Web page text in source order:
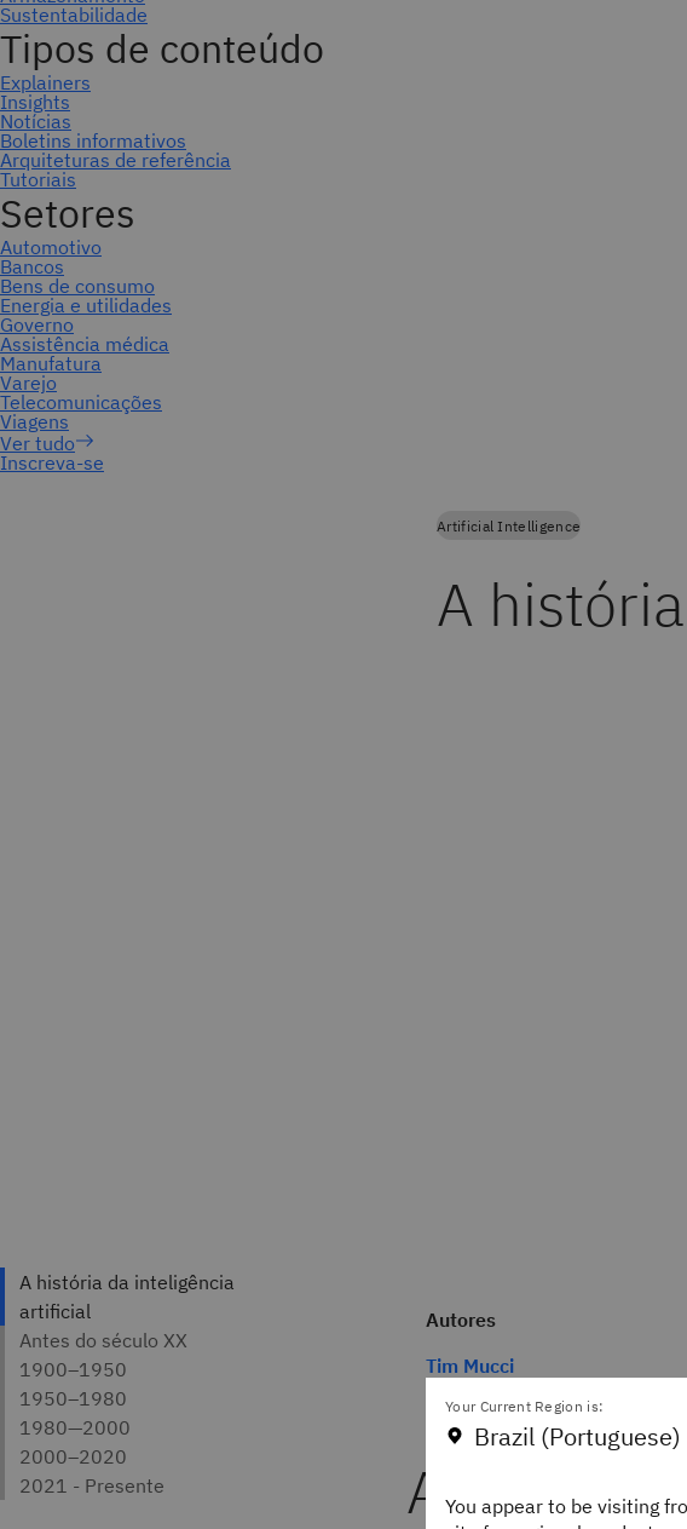
Inscreva-se
Artificial Intelligence
A
Autores
Tim Mucci
Gather
A história
Your Current Region is:
Brazil (Portuguese)
You appear to be visiting